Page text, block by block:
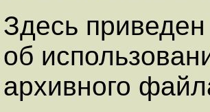
Здесь
об
архивного